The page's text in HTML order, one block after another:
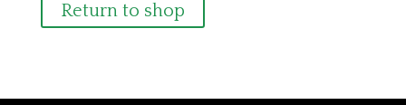
Return to shop